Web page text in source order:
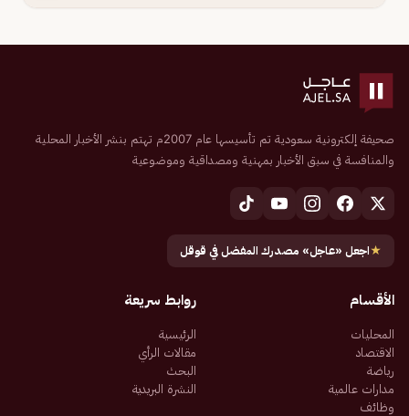
صحيفة إلكترونية سعودية تم تأسيسها عام 2007م تهتم بنشر الأخبار المحلية
والمنافسة في سبق الأخبار بمهنية ومصداقية وموضوعية
★اجعل «عاجل» مصدرك المفضل في قوقل
الأقسام
المحليات
الاقتصاد
رياضة
مدارات عالمية
وظائف
روابط سريعة
الرئيسية
مقالات الرأي
البحث
النشرة البريدية